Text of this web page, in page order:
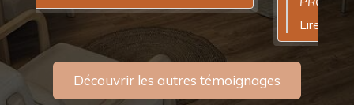
accompagnée.
Découvrir les autres témoignages